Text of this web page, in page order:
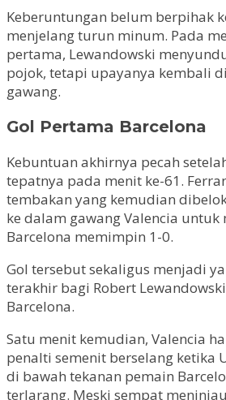
Keberuntungan belum berpihak
menjelang turun minum. Pada
pertama, Lewandowski
pojok, tetapi upayanya kembali
gawang.
Gol Pertama Barcelona
Kebuntuan akhirnya pecah
tepatnya pada menit ke-61.
tembakan yang kemudian
ke dalam gawang Valencia untuk
Barcelona memimpin 1-0.
Gol tersebut sekaligus menjadi
terakhir bagi Robert
Barcelona.
Satu menit kemudian, Valencia
penalti semenit berselang ketika
di bawah tekanan pemain
terlarang. Meski sempat